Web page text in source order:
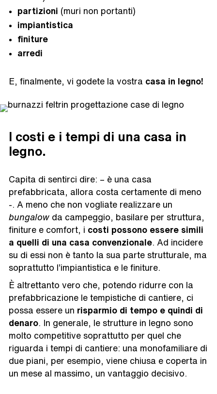
partizioni (muri non portanti)
impiantistica
finiture
arredi
E, finalmente, vi godete la vostra casa in legno!
I costi e i tempi di una casa in
legno.
Capita di sentirci dire: – è una casa
prefabbricata, allora costa certamente di meno
-. A meno che non vogliate realizzare un
bungalow da campeggio, basilare per struttura,
finiture e comfort, i costi possono essere simili
a quelli di una casa convenzionale . Ad incidere
su di essi non è tanto la sua parte strutturale, ma
soprattutto l’impiantistica e le finiture.
È altrettanto vero che, potendo ridurre con la
prefabbricazione le tempistiche di cantiere, ci
possa essere un risparmio di tempo e quindi di
denaro . In generale, le strutture in legno sono
molto competitive soprattutto per quel che
riguarda i tempi di cantiere: una monofamiliare di
due piani, per esempio, viene chiusa e coperta in
un mese al massimo, un vantaggio decisivo.